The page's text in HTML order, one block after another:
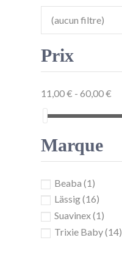
(aucun filtre)
Prix
11,00 € - 60,00 €
Marque
Beaba (1)
Lässig(16)
Suavinex(1)
Trixie Baby(14)